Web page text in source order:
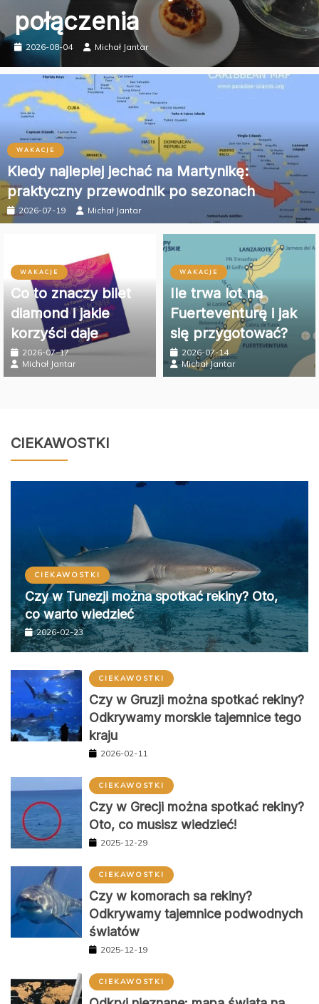
2026-08-04 Michał Jantar
WAKACJE
Kiedy najlepiej jechać na Martynikę:
praktyczny przewodnik po sezonach
2026-07-19 Michał Jantar
Co to znaczy bilet
diamond i jakie
korzyści daje
2026-07-17
Michał Jantar
Ile trwa lot na
Fuerteventurę i jak
się przygotować?
2026-07-14
Michał Jantar
CIEKAWOSTKI
Czy w Tunezji można spotkać rekiny? Oto,
co warto wiedzieć
2026-02-23
Czy w Gruzji można spotkać rekiny?
Odkrywamy morskie tajemnice tego
kraju
2026-02-11
Czy w Grecji można spotkać rekiny?
Oto, co musisz wiedzieć!
2025-12-29
Czy w komorach sa rekiny?
Odkrywamy tajemnice podwodnych
światów
2025-12-19
Odkryj nieznane: mapa świata na